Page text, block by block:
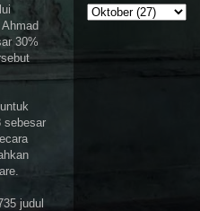
30%
sebesar
judul